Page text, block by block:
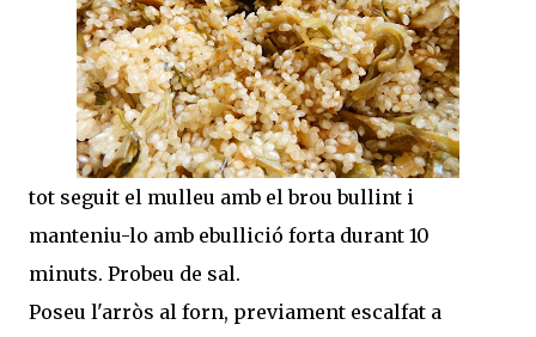
tot seguit el mulleu amb el brou bullint i
manteniu-lo amb ebullició forta durant 10
minuts. Probeu de sal.
Poseu l'arròs al forn, previament escalfat a